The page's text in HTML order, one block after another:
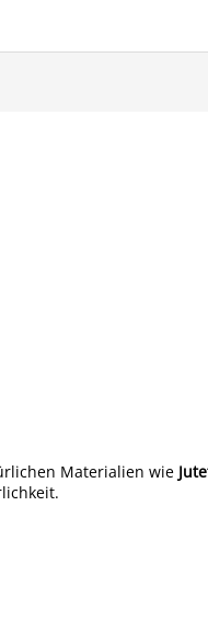
Materialien wie